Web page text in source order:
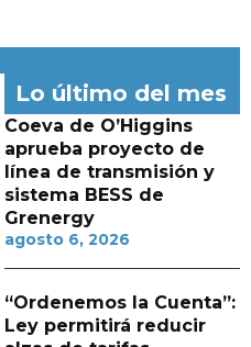
Lo último del mes
Coeva de O’Higgins
aprueba proyecto de
línea de transmisión y
sistema BESS de
Grenergy
agosto 6, 2026
“Ordenemos la Cuenta”:
Ley permitirá reducir